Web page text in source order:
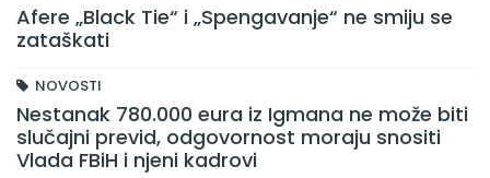
Afere „Black Tie“ i „Spengavanje“ ne smiju se
zataškati
NOVOSTI
Nestanak 780.000 eura iz Igmana ne može biti
slučajni previd, odgovornost moraju snositi
Vlada FBiH i njeni kadrovi